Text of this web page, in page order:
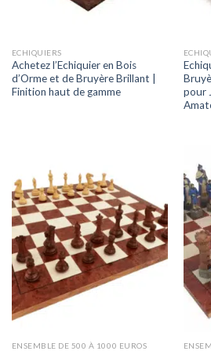
ECHIQUIERS
Achetez l’Echiquier en Bois
d’Orme et de Bruyère Brillant |
Finition haut de gamme
pour
ENSEMBLE DE 500 À 1000 EUROS